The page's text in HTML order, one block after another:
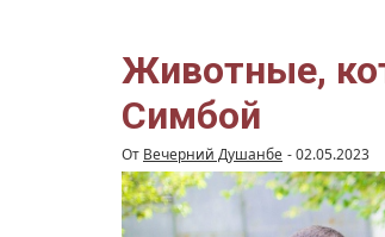
Животные,
Симбой
От Вечерний Душанбе -02.05.2023